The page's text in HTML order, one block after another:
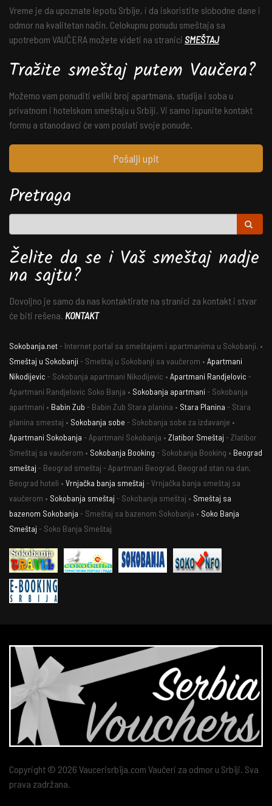
Vreme je da upoznate lepotu Srbije, i da iskoristite slobodne dane i
odmor na kvalitetan način. Celokupnu ponudu smeštaja sa
upotrebom VAUČERA možete videti na stranici SMEŠTAJ
Tražite smeštaj putem Vaučera?
Možemo vam ponuditi veliki broj apartmana, studija i soba u
privatnom i hotelskom smeštaju u Srbiji. Vi samo ispunite kontakt
formu a stanodavci će vam poslati svoje ponude.
Pošalji upit
Pretraga
Želite da se i Vaš smeštaj nadje
na sajtu?
Dovoljno je samo da nas kontaktirate na stranici za kontakt i stvar
će biti rešena. KONTAKT
Sokobanja.net- Internet portal sa smeštajem i apartmanima u Sokobanji. •
Smeštaj u Sokobanji - Smeštaj u Sokobanji sa vaučerom • Apartmani
Nikodijevic - Sokobanja apartmani Nikodijevic • Apartmani Randjelovic -
Apartmani Randjelovic Soko Banja • Sokobanja apartmani - Sokobanja
apartmani • Babin Zub - Babin Zub Stara planina • Stara Planina - Stara
planina smestaj • Sokobanja sobe - Sokobanja sobe za izdavanje •
Apartmani Sokobanja - Apartmani Sokobanja • Zlatibor Smeštaj - Zlatibor
Smeštaj sa vaučerom • Sokobanja Booking - Sokobanja Booking • Beograd
smeštaj - Beograd smeštaj - Apartmani Beograd, Beograd stan na dan,
Beograd hoteli • Vrnjačka banja smeštaj - Vrnjačka banja smeštaj sa
vaučerom • Sokobanja smeštaj - Sokobanja smeštaj • Smeštaj sa
bazenom Sokobanja - Smeštaj sa bazenom Sokobanja • Soko Banja
Smeštaj - Soko Banja Smeštaj
Copyright © 2026 Vaucerisrbija.com Vaučeri za odmor u Srbiji. Sva
prava zadržana.